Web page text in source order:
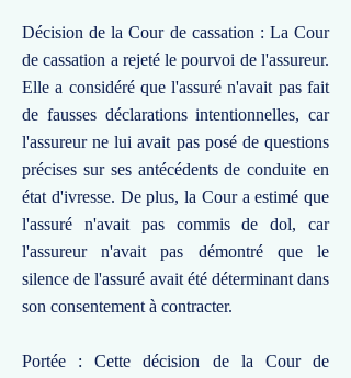
Décision de la Cour de cassation : La Cour
de cassation a rejeté le pourvoi de l'assureur.
Elle a considéré que l'assuré n'avait pas fait
de fausses déclarations intentionnelles, car
l'assureur ne lui avait pas posé de questions
précises sur ses antécédents de conduite en
état d'ivresse. De plus, la Cour a estimé que
l'assuré n'avait pas commis de dol, car
l'assureur n'avait pas démontré que le
silence de l'assuré avait été déterminant dans
son consentement à contracter.
Portée : Cette décision de la Cour de